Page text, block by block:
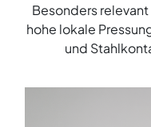
Besonders
hohe lokale
und